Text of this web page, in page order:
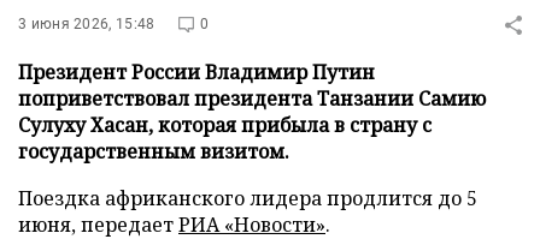
3 июня 2026, 15:48 0
Президент России Владимир Путин
поприветствовал президента Танзании Самию
Сулуху Хасан, которая прибыла в страну с
государственным визитом.
Поездка африканского лидера продлится до 5
июня, передаетРИА «Новости».